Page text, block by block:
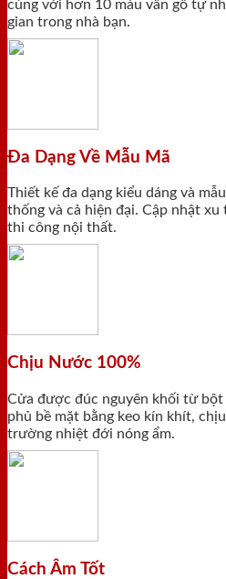
cùng với hơn 10 màu vân gỗ tự
gian trong nhà bạn.
Đa Dạng Về Mẫu Mã
Thiết kế đa dạng kiểu dáng và
thống và cả hiện đại. Cập nhật
thi công nội thất.
Chịu Nước 100%
Cửa được đúc nguyên khối từ bột
phủ bề mặt bằng keo kín khít,
trường nhiệt đới nóng ẩm.
Cách Âm Tốt